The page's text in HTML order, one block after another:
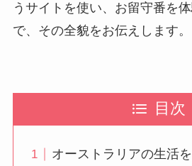
うサイトを使い、お留守番を
で、その全貌をお伝えします。
目次
オーストラリアの生活